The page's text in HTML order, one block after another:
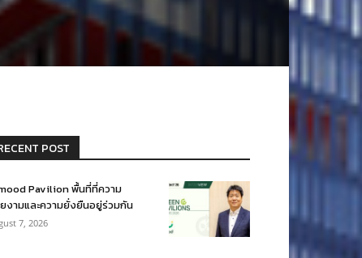
POST
Pavilion พื้นที่ที่ความ
งามและความยั่งยืนอยู่ร่วมกัน
7, 2026